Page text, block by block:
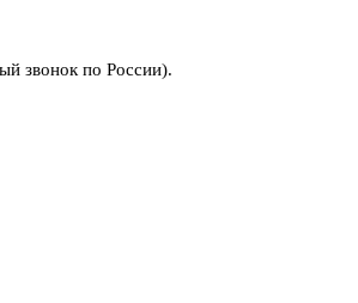
звонок по России).